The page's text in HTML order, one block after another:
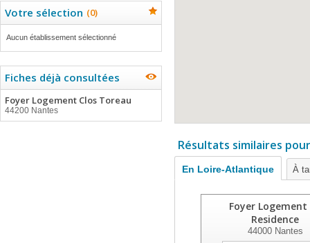
Votre sélection (0)
Aucun établissement sélectionné
Fiches déjà consultées
Foyer Logement Clos Toreau
44200 Nantes
Résultats similaires
En Loire-Atlantique À
Foyer Logement
Residence
44000Nantes